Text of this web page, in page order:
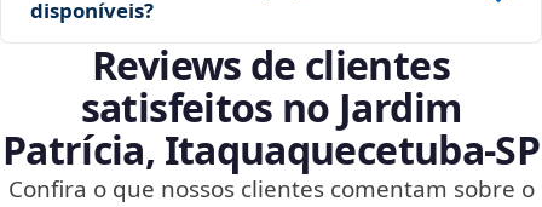
disponíveis?
Reviews de clientes
satisfeitos no Jardim
Patrícia, Itaquaquecetuba‑SP
Confira o que nossos clientes comentam sobre o